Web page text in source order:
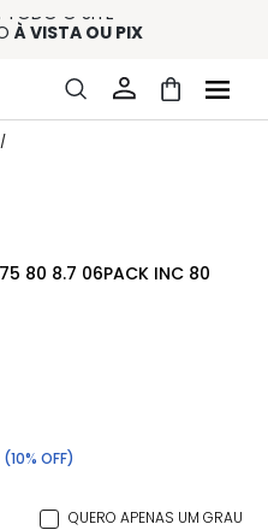
TODO O SITE
À VISTA OU PIX
REGULAMENTO)
- CONS. REG.
80 8.7 06PACK INC 80
OFF)
QUERO APENAS UM GRAU